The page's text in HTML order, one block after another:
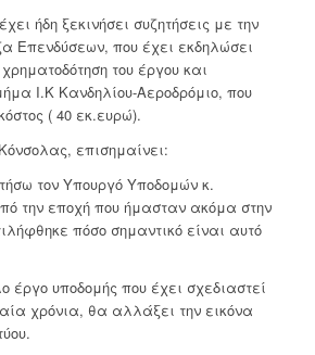
ήδη ξεκινήσει συζητήσεις με την
Επενδύσεων, που έχει εκδηλώσει
του έργου και
Ι.Κ Κανδηλίου-Αεροδρόμιο, που
( 40 εκ.ευρώ).
επισημαίνει:
τον Υπουργό Υποδομών κ.
την εποχή που ήμασταν ακόμα στην
πόσο σημαντικό είναι αυτό
έργο υποδομής που έχει σχεδιαστεί
χρόνια, θα αλλάξει την εικόνα